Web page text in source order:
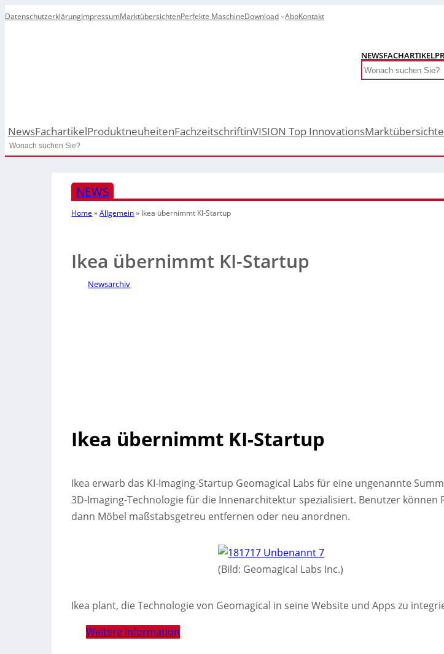
DatenschutzerklärungImpressumMarktübersichtenPerfekte MaschineDownload AboKontakt
NEWSFACHARTIKEL
Search
NewsFachartikelProduktneuheitenFachzeitschriftinVISION Top Innovations
Search
NEWS
Home »Allgemein» Ikea übernimmt KI-Startup
Ikea übernimmt KI-Startup
Newsarchiv
Ikea übernimmt KI-Startup
Ikea erwarb das KI-Imaging-Startup Geomagical Labs für eine ungenannte
3D-Imaging-Technologie für die Innenarchitektur spezialisiert. Benutzer können
dann Möbel maßstabsgetreu entfernen oder neu anordnen.
(Bild: Geomagical Labs Inc.)
Ikea plant, die Technologie von Geomagical in seine Website und Apps zu
Weitere Information